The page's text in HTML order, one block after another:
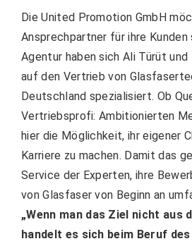
Die United Promotion GmbH
Ansprechpartner für ihre Kunden
Agentur haben sich Ali Türüt
auf den Vertrieb von
Deutschland spezialisiert. Ob
Vertriebsprofi: Ambitionierten
hier die Möglichkeit, ihr eigener
Karriere zu machen. Damit das
Service der Experten, ihre
von Glasfaser von Beginn an
„Wenn man das Ziel nicht aus
handelt es sich beim Beruf